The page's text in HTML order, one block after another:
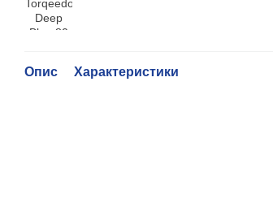
Опис Характеристики